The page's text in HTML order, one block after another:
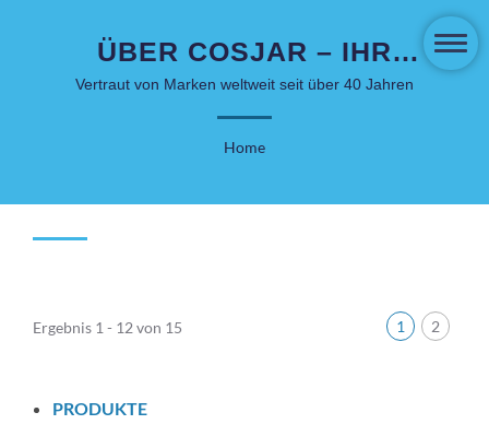
ÜBER COSJAR – IHR
VERTRAUENSWÜRDIGER
VERPACKUNGSPARTNER
Vertraut von Marken weltweit seit über 40 Jahren
Home
Ergebnis 1 - 12 von 15 1 2
PRODUKTE